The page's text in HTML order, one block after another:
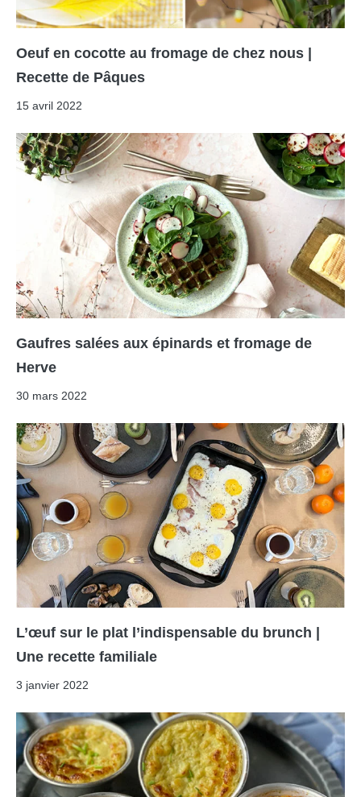
Oeuf en cocotte au fromage de chez nous |
Recette de Pâques
15 avril 2022
Gaufres salées aux épinards et fromage de
Herve
30 mars 2022
L’œuf sur le plat l’indispensable du brunch |
Une recette familiale
3 janvier 2022